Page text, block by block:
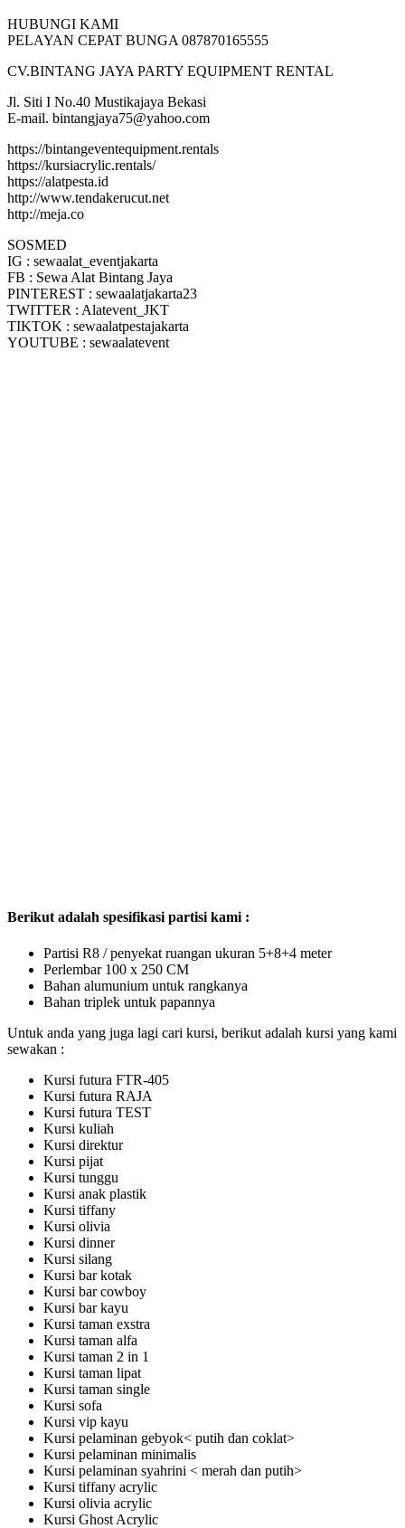
HUBUNGI KAMI
PELAYAN CEPAT BUNGA 087870165555
CV.BINTANG JAYA PARTY EQUIPMENT RENTAL
Jl. Siti I No.40 Mustikajaya Bekasi
E-mail. bintangjaya75@yahoo.com
https://bintangeventequipment.rentals
https://kursiacrylic.rentals/
https://alatpesta.id
http://www.tendakerucut.net
http://meja.co
SOSMED
IG : sewaalat_eventjakarta
FB : Sewa Alat Bintang Jaya
PINTEREST : sewaalatjakarta23
TWITTER : Alatevent_JKT
TIKTOK : sewaalatpestajakarta
YOUTUBE : sewaalatevent
Berikut adalah spesifikasi partisi kami :
Partisi R8 / penyekat ruangan ukuran 5+8+4 meter
Perlembar 100 x 250 CM
Bahan alumunium untuk rangkanya
Bahan triplek untuk papannya
Untuk anda yang juga lagi cari kursi, berikut adalah kursi yang kami
sewakan :
Kursi futura FTR-405
Kursi futura RAJA
Kursi futura TEST
Kursi kuliah
Kursi direktur
Kursi pijat
Kursi tunggu
Kursi anak plastik
Kursi tiffany
Kursi olivia
Kursi dinner
Kursi silang
Kursi bar kotak
Kursi bar cowboy
Kursi bar kayu
Kursi taman exstra
Kursi taman alfa
Kursi taman 2 in 1
Kursi taman lipat
Kursi taman single
Kursi sofa
Kursi vip kayu
Kursi pelaminan gebyok< putih dan coklat>
Kursi pelaminan minimalis
Kursi pelaminan syahrini < merah dan putih>
Kursi tiffany acrylic
Kursi olivia acrylic
Kursi Ghost Acrylic